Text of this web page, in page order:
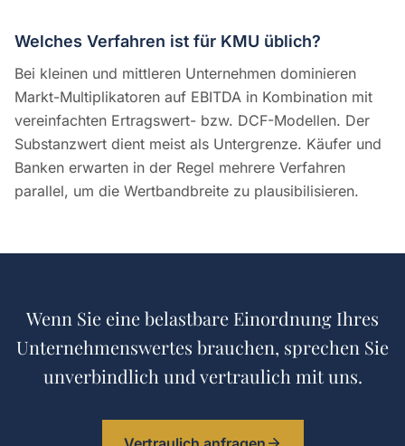
Welches Verfahren ist für KMU üblich?
Bei kleinen und mittleren Unternehmen dominieren
Markt-Multiplikatoren auf EBITDA in Kombination mit
vereinfachten Ertragswert- bzw. DCF-Modellen. Der
Substanzwert dient meist als Untergrenze. Käufer und
Banken erwarten in der Regel mehrere Verfahren
parallel, um die Wertbandbreite zu plausibilisieren.
Wenn Sie eine belastbare Einordnung Ihres
Unternehmenswertes brauchen, sprechen Sie
unverbindlich und vertraulich mit uns.